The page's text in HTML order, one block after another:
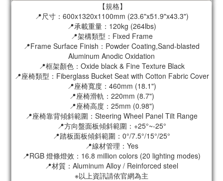
【規格】
📍尺寸：600x1320x1100mm (23.6"x51.9"x43.3")
📍承載重量：120kg (264lbs)
📍架構類型：Fixed Frame
📍Frame Surface Finish：Powder Coating,Sand-blasted
Aluminum Anodic Oxidation
📍框架顏色：Oxide black & Fine Texture Black
📍座椅類型：Fiberglass Bucket Seat with Cotton Fabric Cover
📍座椅寬度：460mm (18.1")
📍座椅滑軌：220mm (8.7")
📍座椅高度：25mm (0.98")
📍座椅靠背傾斜範圍：Steering Wheel Panel Tilt Range
📍方向盤面板傾斜範圍：+25°~-25°
📍踏板面板傾斜範圍：0°/7.5°/15°/25°
📍線材管理：Yes
📍RGB 燈條燈效：16.8 million colors (20 lighting modes)
📍材質：Aluminum Alloy / Reinforced steel
※以上資訊請依官網為主